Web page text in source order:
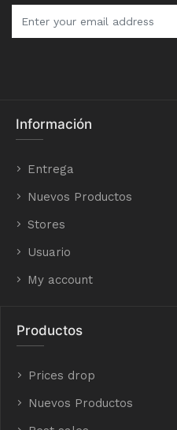
Información
Entrega
Nuevos Productos
Stores
Usuario
My account
Productos
Prices drop
Nuevos Productos